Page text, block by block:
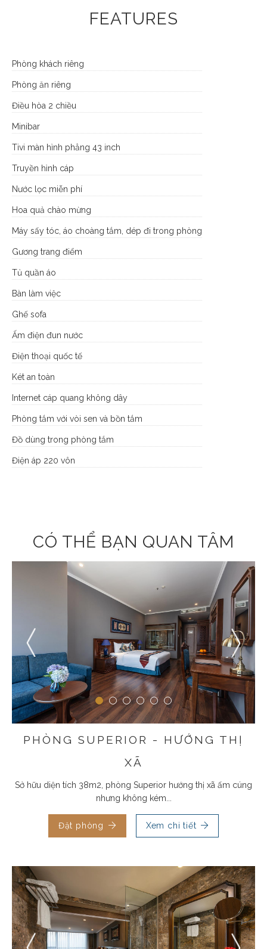
FEATURES
Phòng khách riêng
Phòng ăn riêng
Điều hòa 2 chiều
Minibar
Tivi màn hình phẳng 43 inch
Truyền hình cáp
Nước lọc miễn phí
Hoa quả chào mừng
Máy sấy tóc, áo choàng tắm, dép đi trong phòng
Gương trang điểm
Tủ quần áo
Bàn làm việc
Ghế sofa
Ấm điện đun nước
Điện thoại quốc tế
Két an toàn
Internet cáp quang không dây
Phòng tắm với vòi sen và bồn tắm
Đồ dùng trong phòng tắm
Điện áp 220 vôn
CÓ THỂ BẠN QUAN TÂM
PHÒNG SUPERIOR - HƯỚNG THỊ
XÃ
Sở hữu diện tích 38m2, phòng Superior hướng thị xã ấm cúng
nhưng không kém...
Đặt phòng Xem chi tiết